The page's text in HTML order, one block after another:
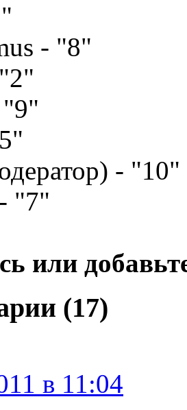
- "8"
"9"
- "10"
"7"
или
(17)
в 11:04